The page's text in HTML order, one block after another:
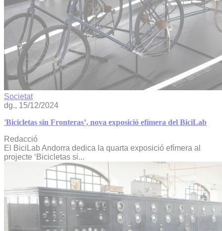
Societat
dg., 15/12/2024
'Bicicletas sin Fronteras’, nova exposició efímera del BiciLab
Redacció
El BiciLab Andorra dedica la quarta exposició efímera al
projecte ‘Bicicletas si...